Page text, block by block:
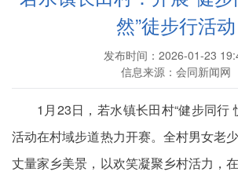
然”徒步行活动
发布时间：2026-01-23
信息来源：会同新闻网
1月23日，若水镇长田村“健步同行
活动在村域步道热力开赛。全村男女老
丈量家乡美景，以欢笑凝聚乡村活力，